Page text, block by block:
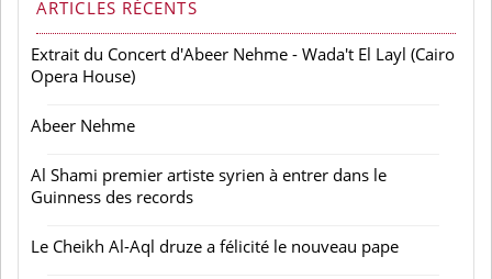
ARTICLES RÉCENTS
Extrait du Concert d'Abeer Nehme - Wada't El Layl (Cairo
Opera House)
Abeer Nehme
Al Shami premier artiste syrien à entrer dans le
Guinness des records
Le Cheikh Al-Aql druze a félicité le nouveau pape